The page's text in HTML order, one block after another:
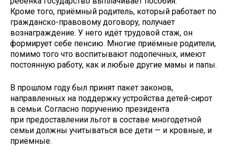
Кроме того, приёмный родитель, который работает по
гражданско-правовому договору, получает
вознаграждение. У него идёт трудовой стаж, он
формирует себе пенсию. Многие приёмные родители,
помимо того что воспитывают подопечных, имеют
постоянную работу, как и любые другие мамы и папы.
В прошлом году был принят пакет законов,
направленных на поддержку устройства детей-сирот
в семьи. Согласно поручению президента
при предоставлении льгот в составе многодетной
семьи должны учитываться все дети — и кровные, и
приёмные.